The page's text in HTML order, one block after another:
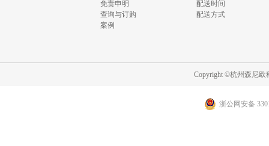
免责申明
查询与订购
案例
配送时间
配送方式
Copyright ©杭州森尼
浙公网安备